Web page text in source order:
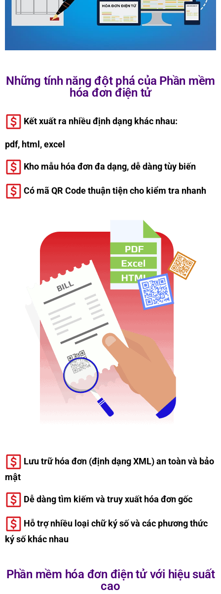
Những tính năng đột phá của Phần mềm
hóa đơn điện tử
Kết xuất ra nhiều định dạng khác nhau:
pdf, html, excel
Kho mẫu hóa đơn đa dạng, dễ dàng tùy biến
Có mã QR Code thuận tiện cho kiểm tra nhanh
Lưu trữ hóa đơn (định dạng XML) an toàn và bảo
mật
Dễ dàng tìm kiếm và truy xuất hóa đơn gốc
Hỗ trợ nhiều loại chữ ký số và các phương thức
ký số khác nhau
Phần mềm hóa đơn điện tử với hiệu suất
cao